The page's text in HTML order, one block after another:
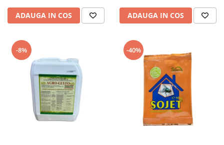
ADAUGA IN COS ADAUGA IN COS
-8% -40%